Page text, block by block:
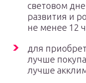
световом
развития и
не менее 12
для
лучше
лучше